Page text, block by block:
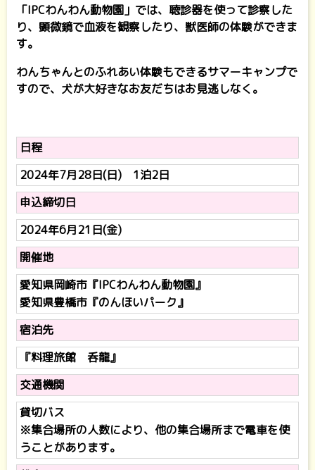
「IPCわんわん動物園」では、聴診器を使って診察した
り、顕微鏡で血液を観察したり、獣医師の体験ができま
す。
わんちゃんとのふれあい体験もできるサマーキャンプで
すので、犬が大好きなお友だちはお見逃しなく。
日程
2024年7月28日(日) 1泊2日
申込締切日
2024年6月21日(金)
開催地
愛知県岡崎市『IPCわんわん動物園』
愛知県豊橋市『のんほいパーク』
宿泊先
『料理旅館 呑龍』
交通機関
貸切バス
※集合場所の人数により、他の集合場所まで電車を使
うことがあります。